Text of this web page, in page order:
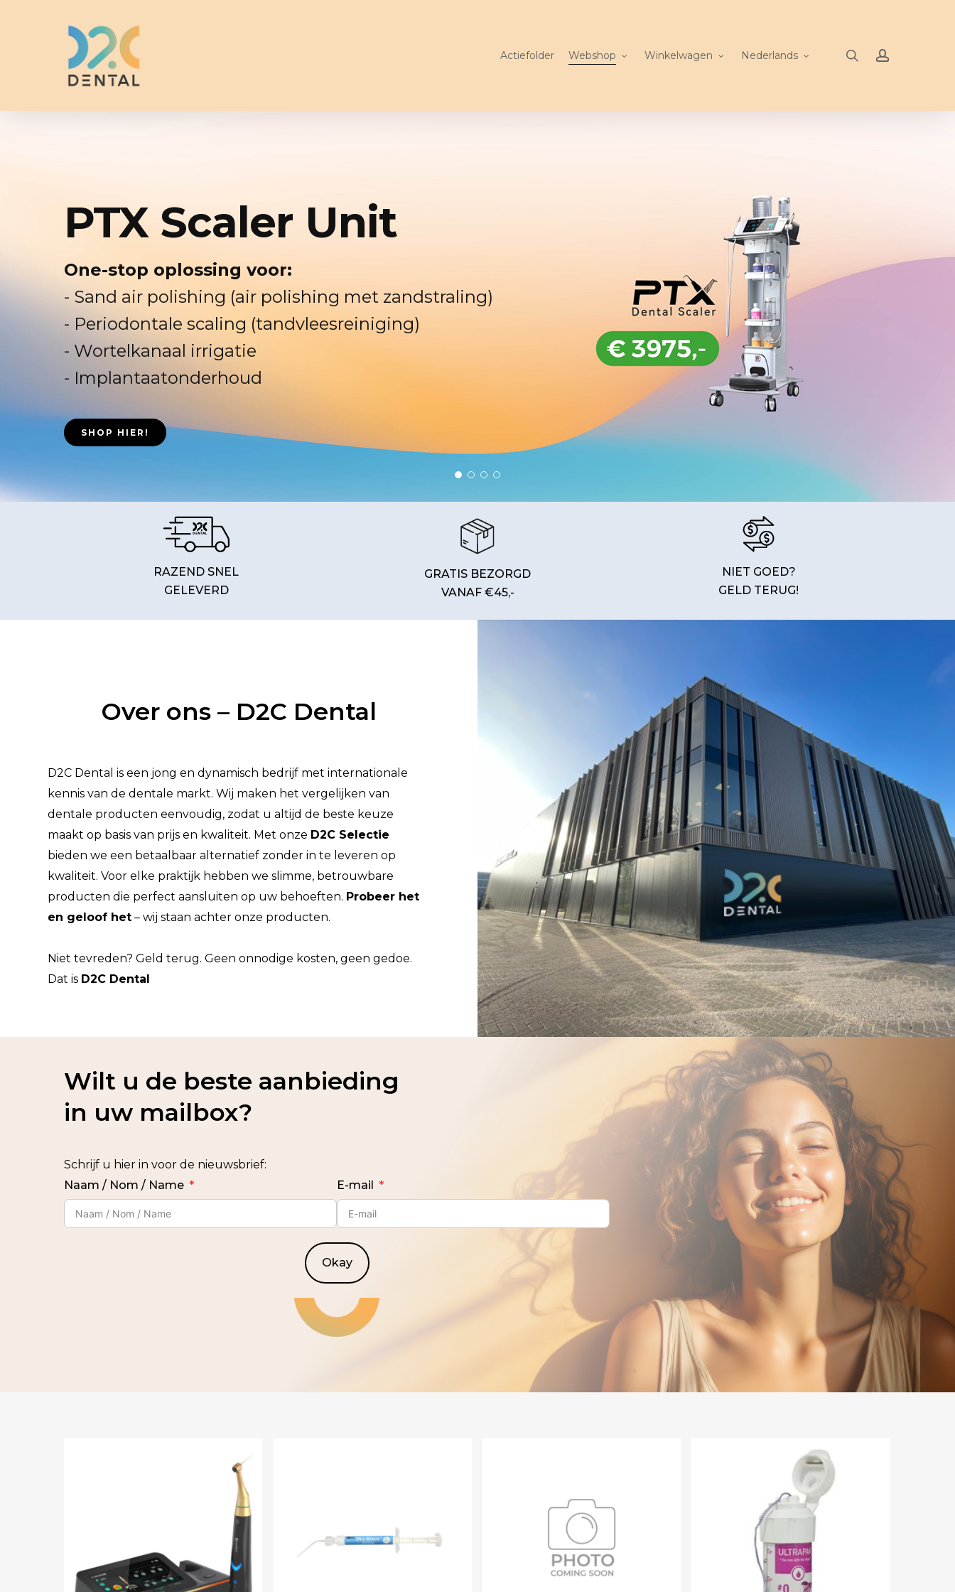
Actiefolder Webshop Winkelwagen Nederlands searchaccount
PTX Scaler Unit
One-stop oplossing voor:
- Sand air polishing (air polishing met zandstraling)
- Periodontale scaling (tandvleesreiniging)
- Wortelkanaal irrigatie
- Implantaatonderhoud
SHOP HIER!
RAZEND SNEL
GELEVERD
GRATIS BEZORGD
VANAF €45,-
NIET GOED?
GELD TERUG!
Over ons – D2C Dental
D2C Dental is een jong en dynamisch bedrijf met internationale
kennis van de dentale markt. Wij maken het vergelijken van
dentale producten eenvoudig, zodat u altijd de beste keuze
maakt op basis van prijs en kwaliteit. Met onze D2C Selectie
bieden we een betaalbaar alternatief zonder in te leveren op
kwaliteit. Voor elke praktijk hebben we slimme, betrouwbare
producten die perfect aansluiten op uw behoeften. Probeer het
en geloof het – wij staan achter onze producten.
Niet tevreden? Geld terug. Geen onnodige kosten, geen gedoe.
Dat is D2C Dental
Wilt u de beste aanbieding
in uw mailbox?
Schrijf u hier in voor de nieuwsbrief:
Naam / Nom / Name
E-mail
Okay